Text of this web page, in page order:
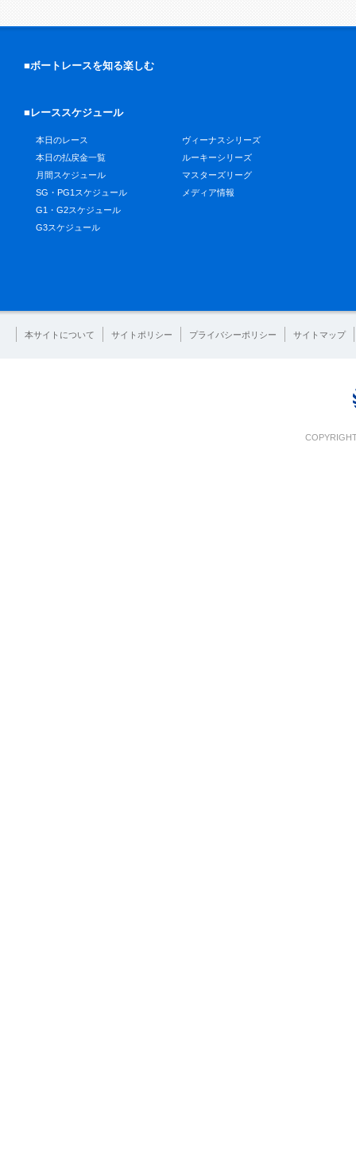
■ボートレースを知る楽しむ
■レーススケジュール
本日のレース
本日の払戻金一覧
月間スケジュール
SG・PG1スケジュール
G1・G2スケジュール
G3スケジュール
ヴィーナスシリーズ
ルーキーシリーズ
マスターズリーグ
メディア情報
本サイトについて サイトポリシー プライバシーポリシー サイトマップ